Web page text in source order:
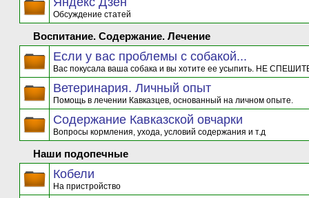
Обсуждение статей
Воспитание. Содержание. Лечение
Если у вас проблемы с собакой...
Вас покусала ваша собака и вы хотите ее усыпить. НЕ
Ветеринария. Личный опыт
Помощь в лечении Кавказцев, основанный на личном опыте.
Содержание Кавказской овчарки
Вопросы кормления, ухода, условий содержания и т.д
Наши подопечные
Кобели
На пристройство